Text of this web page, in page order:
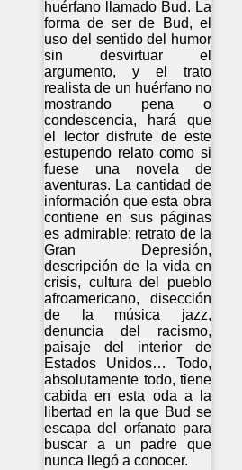
huérfano llamado Bud. La
forma de ser de Bud, el
uso del sentido del humor
sin desvirtuar el
argumento, y el trato
realista de un huérfano no
mostrando pena o
condescencia, hará que
el lector disfrute de este
estupendo relato como si
fuese una novela de
aventuras. La cantidad de
información que esta obra
contiene en sus páginas
es admirable: retrato de la
Gran Depresión,
descripción de la vida en
crisis, cultura del pueblo
afroamericano, disección
de la música jazz,
denuncia del racismo,
paisaje del interior de
Estados Unidos… Todo,
absolutamente todo, tiene
cabida en esta oda a la
libertad en la que Bud se
escapa del orfanato para
buscar a un padre que
nunca llegó a conocer.